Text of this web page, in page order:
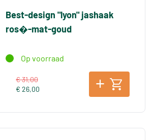
Best-design "lyon" jashaak
ros�-mat-goud
Op voorraad
€ 31,00
€ 26,00